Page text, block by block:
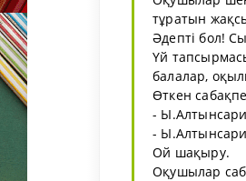
тұратын
Әдепті бол!
Үй
балалар,
Өткен
-
-
Ой шақыру.
Оқушылар